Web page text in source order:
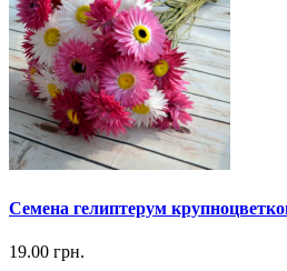
Семена гелиптерум
19.00 грн.